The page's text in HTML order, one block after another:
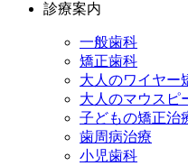
診療案内
一般歯科
矯正歯科
大人のワイヤー
大人のマウスピ
子どもの矯正治
歯周病治療
小児歯科